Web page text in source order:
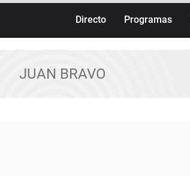
Directo Programas
Julia en la onda
JUAN BRAVO